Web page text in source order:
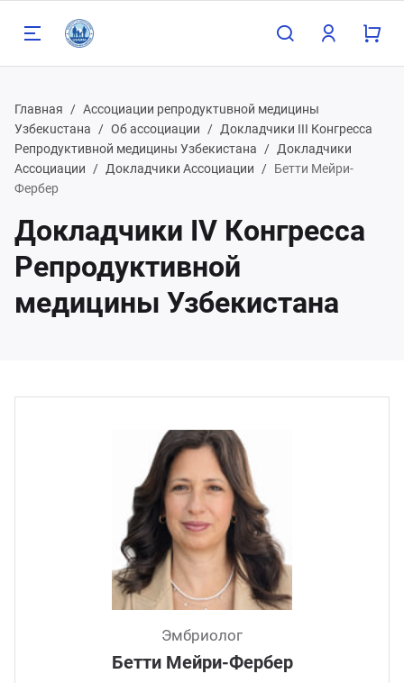
Назад
90 808 93 81
91 785 00 56
Главная
Ассоциации репродуктuвной медицины
Узбекuстана
Об ассоциации
Докладчики III Конгресса
Репродуктивной медицины Узбекистана
Докладчики
Ассоциации
Докладчики Ассоциации
Бетти Мейри-
Фербер
Докладчики IV Конгресса
Репродуктивной
медицины Узбекистана
Эмбриолог
Бетти Мейри-Фербер